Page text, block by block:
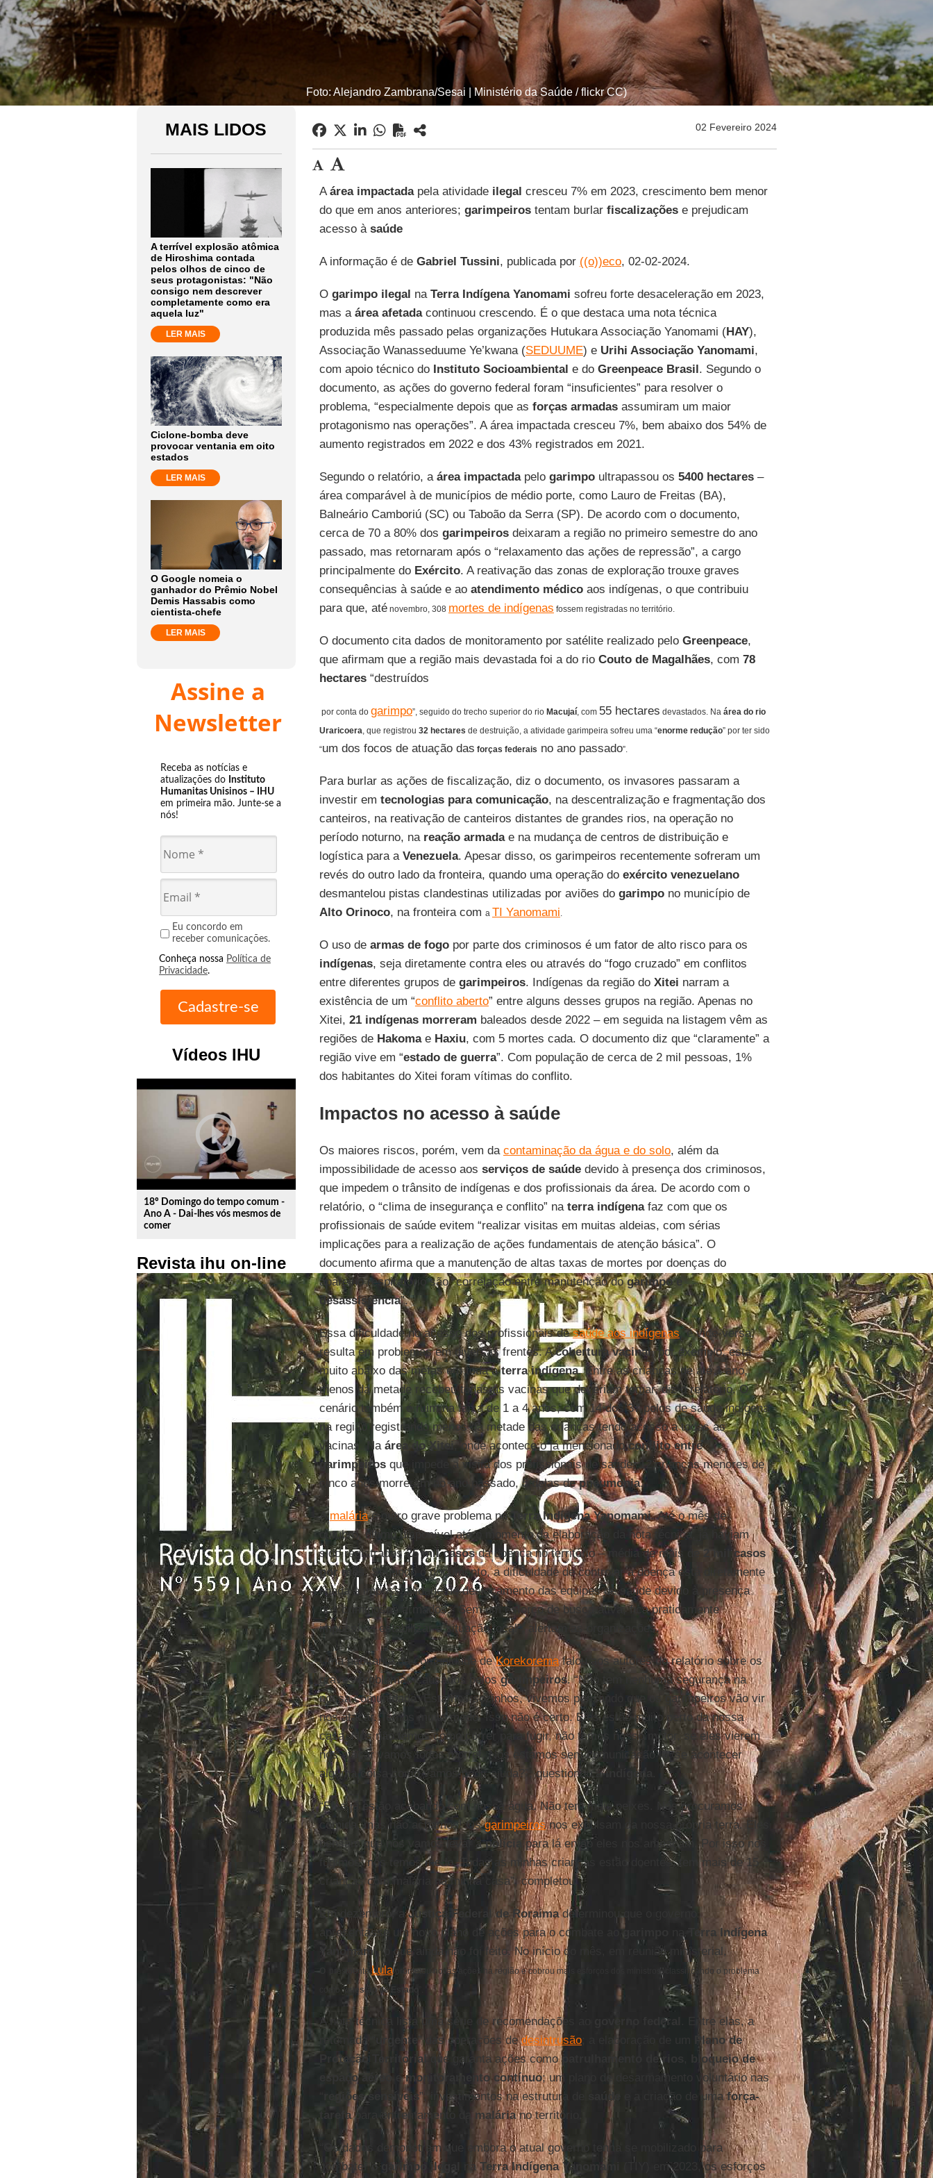
Foto: Alejandro Zambrana/Sesai | Ministério da Saúde / flickr CC)
MAIS LIDOS
A terrível explosão atômica
de Hiroshima contada
pelos olhos de cinco de
seus protagonistas: "Não
consigo nem descrever
completamente como era
aquela luz"
LER MAIS
Ciclone-bomba deve
provocar ventania em oito
estados
LER MAIS
O Google nomeia o
ganhador do Prêmio Nobel
Demis Hassabis como
cientista-chefe
LER MAIS
Assine a
Newsletter
Receba as notícias e
atualizações do Instituto
Humanitas Unisinos – IHU
em primeira mão. Junte-se a
nós!
Eu concordo em
receber comunicações.
Conheça nossa Política de
Privacidade.
Vídeos IHU
play_circle_outline
18º Domingo do tempo comum -
Ano A - Dai-lhes vós mesmos de
comer
Revista ihu on-line
02 Fevereiro 2024
Aárea impactadapela atividade ilegal cresceu 7% em 2023, crescimento bem menor
do que em anos anteriores; garimpeirostentam burlar fiscalizaçõese prejudicam
acesso à saúde
A informação é de Gabriel Tussini, publicada por ((o))eco, 02-02-2024.
O garimpo ilegal na Terra Indígena Yanomami sofreu forte desaceleração em 2023,
mas a área afetadacontinuou crescendo. É o que destaca uma nota técnica
produzida mês passado pelas organizações Hutukara Associação Yanomami (HAY),
Associação Wanasseduume Ye’kwana (SEDUUME) e Urihi Associação Yanomami,
com apoio técnico do Instituto Socioambiental e do Greenpeace Brasil. Segundo o
documento, as ações do governo federal foram “insuficientes” para resolver o
problema, “especialmente depois que as forças armadasassumiram um maior
protagonismo nas operações”. A área impactada cresceu 7%, bem abaixo dos 54% de
aumento registrados em 2022 e dos 43% registrados em 2021.
Segundo o relatório, a área impactadapelo garimpoultrapassou os 5400 hectares–
área comparável à de municípios de médio porte, como Lauro de Freitas (BA),
Balneário Camboriú (SC) ou Taboão da Serra (SP). De acordo com o documento,
cerca de 70 a 80% dos garimpeirosdeixaram a região no primeiro semestre do ano
passado, mas retornaram após o “relaxamento das ações de repressão”, a cargo
principalmente do Exército. A reativação das zonas de exploração trouxe graves
consequências à saúde e ao atendimento médicoaos indígenas, o que contribuiu
para que, aténovembro, 308 mortes de indígenas fossem registradas no território.
O documento cita dados de monitoramento por satélite realizado pelo Greenpeace,
que afirmam que a região mais devastada foi a do rio Couto de Magalhães, com 78
hectares“destruídos
por conta do garimpo”, seguido do trecho superior do rio Macujaí, com 55 hectares devastados. Na área do rio
Uraricoera, que registrou 32 hectares de destruição, a atividade garimpeira sofreu uma “enorme redução” por ter sido
“um dos focos de atuação das forças federais no ano passado”.
Para burlar as ações de fiscalização, diz o documento, os invasores passaram a
investir em tecnologias para comunicação, na descentralização e fragmentação dos
canteiros, na reativação de canteiros distantes de grandes rios, na operação no
período noturno, na reação armadae na mudança de centros de distribuição e
logística para a Venezuela. Apesar disso, os garimpeiros recentemente sofreram um
revés do outro lado da fronteira, quando uma operação doexército venezuelano
desmantelou pistas clandestinas utilizadas por aviões do garimpono município de
Alto Orinoco, na fronteira com a TI Yanomami.
O uso de armas de fogopor parte dos criminosos é um fator de alto risco para os
indígenas, seja diretamente contra eles ou através do “fogo cruzado” em conflitos
entre diferentes grupos degarimpeiros. Indígenas da região do Xitei narram a
existência de um “conflito aberto” entre alguns desses grupos na região. Apenas no
Xitei, 21 indígenas morreram baleados desde 2022 – em seguida na listagem vêm as
regiões de Hakomae Haxiu, com 5 mortes cada. O documento diz que “claramente” a
região vive em “estado de guerra”. Com população de cerca de 2 mil pessoas, 1%
dos habitantes do Xitei foram vítimas do conflito.
Impactos no acesso à saúde
Os maiores riscos, porém, vem da contaminação da água e do solo, além da
impossibilidade de acesso aos serviços de saúdedevido à presença dos criminosos,
que impedem o trânsito de indígenas e dos profissionais da área. De acordo com o
relatório, o “clima de insegurança e conflito” na terra indígenafaz com que os
profissionais de saúde evitem “realizar visitas em muitas aldeias, com sérias
implicações para a realização de ações fundamentais de atenção básica”. O
documento afirma que a manutenção de altas taxas de mortes por doenças do
aparelho respiratório são “correlação entre manutenção dogarimpo e
desassistência”.
Essa dificuldade no acesso dos profissionais desaúde aos indígenas, e vice-versa,
resulta em problemas em diversas frentes. Acobertura vacinal, por exemplo, está
muito abaixo das metas em toda aterra indígena. Entre as crianças de até 1 ano,
menos da metade recebeu todas as vacinas que deveriam tomar, diz o relatório. O
cenário também é ruim na faixa de 1 a 4 anos, com 14 dos 37 polos de saúde indígena
na região registrando menos da metade das crianças tendo acesso a todas as
vacinas. Na área do Xitei, onde acontece o já mencionadoconflito entre
garimpeirosque impede a visita dos profissionais de saúde, 12 crianças menores de
cinco anos morreram no ano passado, 5 delas depneumonia.
Amaláriaé outro grave problema naTerra Indígena Yanomami. Até o mês de
outubro, último disponível até o momento da elaboração da nota técnica, já haviam
sido registrados25 mil casosda doença no território – média de mais de2 mil casos
por mês. Segundo o documento, a dificuldade de controlar a doença está diretamente
ligada à impossibilidade de deslocamento das equipes de saúde devido à presença
dos criminosos armados. “Sem um esforço de busca ativa, fica praticamente
impossível estabilizar a situação local”, alertam as organizações.
Uma habitante da comunidade deKorekoremafalou aos autores do relatório sobre os
graves problemas causados pelosgarimpeiros. “Não tem nenhuma segurança na
nossa comunidade. Estamos sozinhos, vivemos pensando que os garimpeiros vão vir
nos atacar. Temos muito medo. Isso não é certo. Eles estão muito perto da nossa
casa. Nós não temos como correr para fugir, não temos nosso motor, se eles vierem
nos atacar vamos todos morrer. Nós estamos sem comunicação lá, se acontecer
alguma coisa como vamos pedir ajuda?”, questionou aindígena
“Eles já estão acabando com nossa água. Não tem mais peixes. Nós procuramos
comida, mas não achamos! Osgarimpeirosnos expulsam da nossa própria terra. Eles
pensam que nós vamos levar apolícia
para lá então eles nos ameaçam. Por isso nós
fugimos, nós temos medo. Todas as minhas crianças estão doentes, tem mais de 15
crianças com malária na minha casa”, completou.
Em dezembro, aJustiça Federal de Roraimadeterminou que o governo
apresentasse um novo plano de ações para o combate aogarimpo na
Terra Indígena
Yanomami , o que ainda não foi feito. No início do mês, em reunião ministerial,
o
presidenteLulaprometeu novas ações na região e cobrou mais esforços dos ministros, classificando o problema
como “questão de Estado
A nota técnica lista uma série de recomendações ao governo federal
. Entre elas, a
retomada “
urgente ” das operações dedesintrusão; a elaboração de um
Plano de
Proteção Territorialque garanta ações comopatrulhamento de rios
bloqueio de
espaço aéreo
emonitoramento contínuo; um plano de desarmamento voluntário nas
regiões sensíveis”, investimentos na estrutura de saúde e a criação de umaforça-
tarefapara enfrentamento da maláriano território.
“Os dados demonstram que embora o atual governo tenha se mobilizado para
combater o
garimpo ilegal naTerra Indígena Yanomami (TIY) em 2023, os esforços